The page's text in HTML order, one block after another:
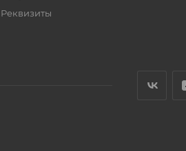
Реквизиты